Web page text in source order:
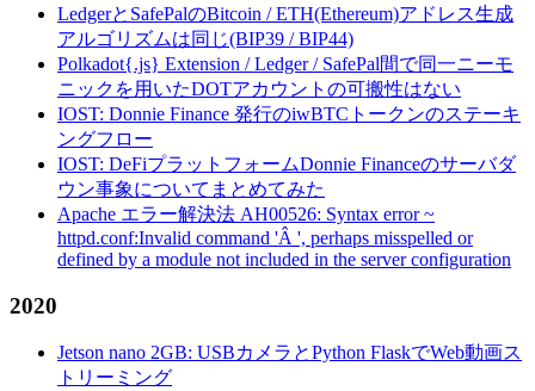
LedgerとSafePalのBitcoin / ETH(Ethereum)アドレス生成
アルゴリズムは同じ(BIP39 / BIP44)
Polkadot{.js} Extension / Ledger / SafePal間で同一ニーモ
ニックを用いたDOTアカウントの可搬性はない
IOST: Donnie Finance 発行のiwBTCトークンのステーキ
ングフロー
IOST: DeFiプラットフォームDonnie Financeのサーバダ
ウン事象についてまとめてみた
Apache エラー解決法 AH00526: Syntax error ~
httpd.conf:Invalid command 'Â ', perhaps misspelled or
defined by a module not included in the server configuration
2020
Jetson nano 2GB: USBカメラとPython FlaskでWeb動画ス
トリーミング